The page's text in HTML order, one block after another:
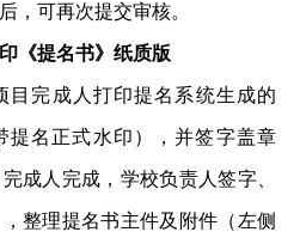
，可再次提交审核。
《提名书》纸质版
目完成人打印提名系统生成的
提名正式水印），并签字盖章
成人完成，学校负责人签字、
整理提名书主件及附件（左侧